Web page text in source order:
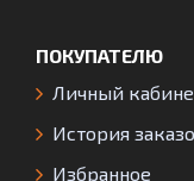
ПОКУПАТЕЛЮ
Личный
История
Избранное